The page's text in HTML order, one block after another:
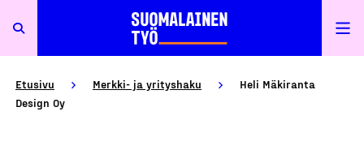
Etusivu Merkki- ja yrityshaku
Heli Mäkiranta
Design Oy